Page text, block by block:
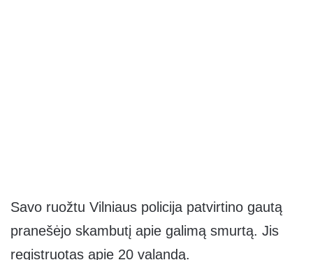
Savo ruožtu Vilniaus policija patvirtino gautą
pranešėjo skambutį apie galimą smurtą. Jis
registruotas apie 20 valandą.